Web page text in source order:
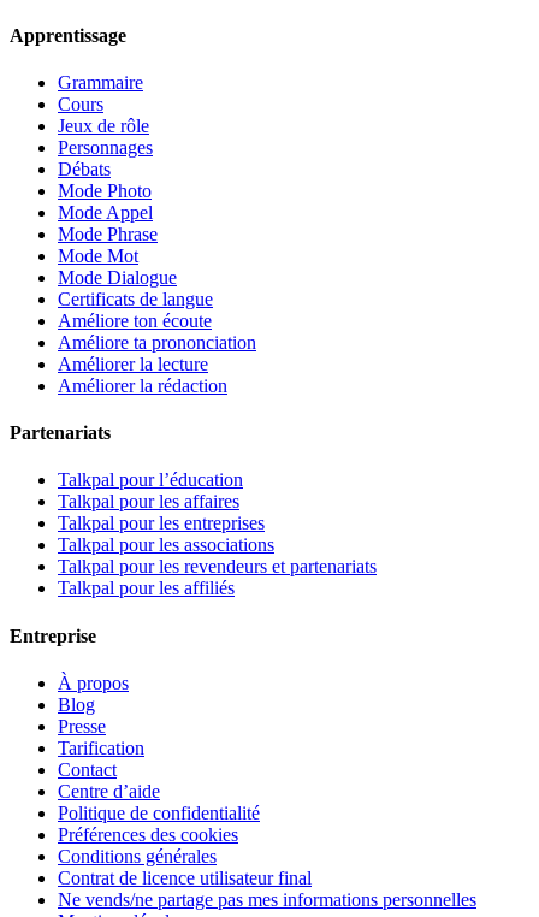
Apprentissage
Grammaire
Cours
Jeux de rôle
Personnages
Débats
Mode Photo
Mode Appel
Mode Phrase
Mode Mot
Mode Dialogue
Certificats de langue
Améliore ton écoute
Améliore ta prononciation
Améliorer la lecture
Améliorer la rédaction
Partenariats
Talkpal pour l’éducation
Talkpal pour les affaires
Talkpal pour les entreprises
Talkpal pour les associations
Talkpal pour les revendeurs et partenariats
Talkpal pour les affiliés
Entreprise
À propos
Blog
Presse
Tarification
Contact
Centre d’aide
Politique de confidentialité
Préférences des cookies
Conditions générales
Contrat de licence utilisateur final
Ne vends/ne partage pas mes informations personnelles